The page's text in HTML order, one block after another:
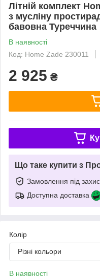
Літній комплект
з мусліну
бавовна Туреччина
В наявності
Код: Home Zade 230011
2 925 ₴
Що таке купити з
Замовлення під
Доступна доставка
Колір
Різні кольори
В наявності